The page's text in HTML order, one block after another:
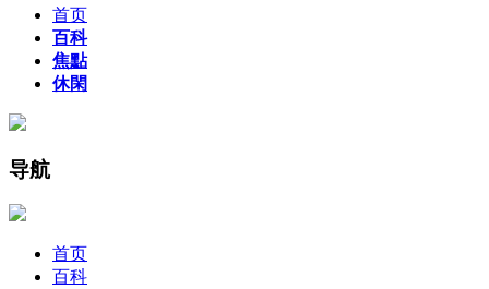
首页
百科
焦點
休閑
导航
首页
百科